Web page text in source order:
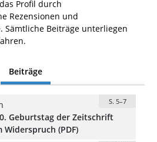
Profil durch
Rezensionen und
Sämtliche Beiträge unterliegen
Beiträge
S. 5–7
Geburtstag der Zeitschrift
Widerspruch (PDF)